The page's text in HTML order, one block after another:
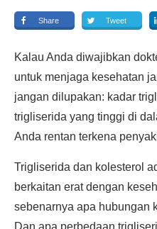
Share Tweet
Kalau Anda diwajibkan
untuk menjaga kesehatan
jangan dilupakan: kadar
trigliserida yang tinggi di
Anda rentan terkena
Trigliserida dan kolesterol
berkaitan erat dengan
sebenarnya apa hubungan
Dan apa perbedaan